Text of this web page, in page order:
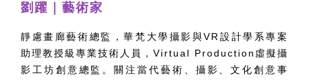
劉躍｜藝術家
靜慮畫廊藝術總監，華梵大學攝影與VR設計學系專案
助理教授級專業技術人員，Virtual Production虛擬攝
影工坊創意總監。關注當代藝術、攝影、文化創意事